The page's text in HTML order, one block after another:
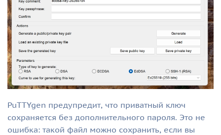
PuTTYgen предупредит, что приватный ключ
сохраняется без дополнительного пароля. Это не
ошибка: такой файл можно сохранить, если вы